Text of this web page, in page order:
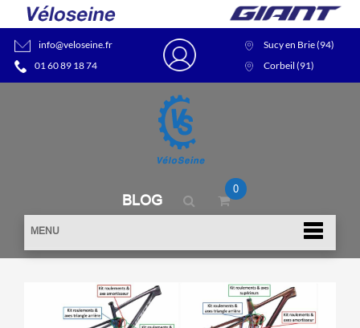
info@veloseine.fr
01 60 89 18 74
Sucy en Brie (94)
Corbeil (91)
BLOG
0
MENU